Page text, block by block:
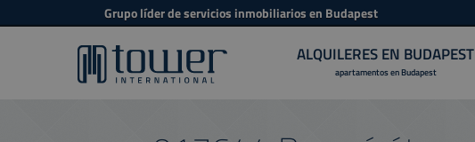
Grupo líder de servicios inmobiliarios en Budapest
ALQUILERES EN BUDAPEST
apartamentos en Budapest